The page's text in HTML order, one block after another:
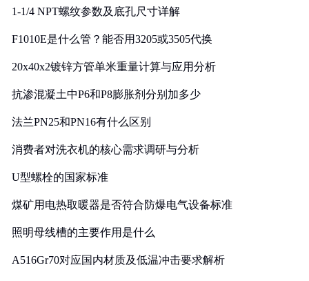
1-1/4 NPT螺纹参数及底孔尺寸详解
F1010E是什么管？能否用3205或3505代换
20x40x2镀锌方管单米重量计算与应用分析
抗渗混凝土中P6和P8膨胀剂分别加多少
法兰PN25和PN16有什么区别
消费者对洗衣机的核心需求调研与分析
U型螺栓的国家标准
煤矿用电热取暖器是否符合防爆电气设备标准
照明母线槽的主要作用是什么
A516Gr70对应国内材质及低温冲击要求解析